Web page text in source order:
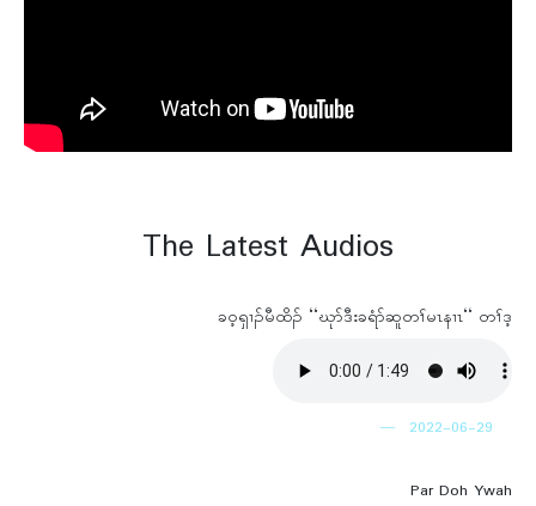
The Latest Audios
ခဝ့ရှၢၣ်မီထိၣ် ‘‘ဃုာ်ဒီးခရံာ်ဆူတၢ်မၤနၢၤ‘‘ တၢ်ဒ့
2022-06-29
Par Doh Ywah